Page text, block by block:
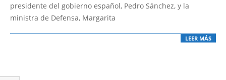
presidente del gobierno español, Pedro Sánchez, y la
ministra de Defensa, Margarita
LEER MÁS